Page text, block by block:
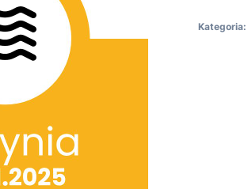
MARSZ
Kategoria: